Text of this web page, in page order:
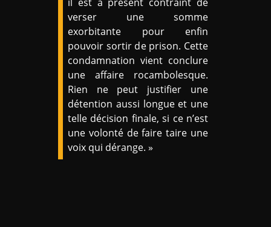
verser une somme
exorbitante pour enfin
pouvoir sortir de prison. Cette
condamnation vient conclure
une affaire rocambolesque.
Rien ne peut justifier une
détention aussi longue et une
telle décision finale, si ce n’est
une volonté de faire taire une
voix qui dérange. »